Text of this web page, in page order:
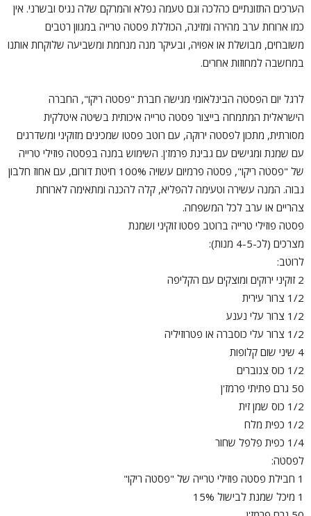
הערכים התזונתיים כהלכה וגם טעמה נפלא והמרקם שלה נגיס ובשרני. אין
כמו ארוחת ערב מהירה ומזינה, הכוללת פסטה טרייה במגוון רטבים
משובחים, מבושלת או אפויה, ובעיקר מנה מנחמת ומשביעה שלוקחת אותנו
במחשבה למחוזות אחרים.
לרגל יום הפסטה הבינלאומי מגישה חברת "פסטה ריקו", החברה
הישראלית המתמחה בייצור פסטה טרייה איכותית בשיטה איטלקית
מסורתית, מתכון לפסטה ירוקה, עם רוטב פסטו שמכינים מזוקיני ומשדרגים
עם שמנת ומגישים עם גבינת פרמז'ן. השימוש במנה בפסטה פוזילי טרייה
של "פסטה ריקו", פסטה פרמיום עשויה 100% חיטת דורום, עם אחוז חלבון
גבוה. המנה עשירה וטעימה להפליא, קלה להכנה ומתאימה לארוחת
צהריים או ערב לכל המשפחה.
פסטה פוזילי טרייה ברוטב פסטו זוקיני ושמנת
מצרכים (לכ-4-5 מנות):
לרוטב:
2 זוקיני ירוקים ומוצקים עם הקליפה
1/2 צרור עירית
1/2 צרור עלי נענע
1/2 צרור עלי כוסברה או פטרוזיליה
4 שיני שום קלופות
1/2 כוס צנוברים
50 גרם פתיתי פרמז'ן
1/2 כוס שמן זית
1/2 כפית מלח
1/4 כפית פלפל שחור
לפסטה:
1 חבילת פסטה פוזילי טרייה של "פסטה ריקו"
1 מיכל שמנת לבישול 15%